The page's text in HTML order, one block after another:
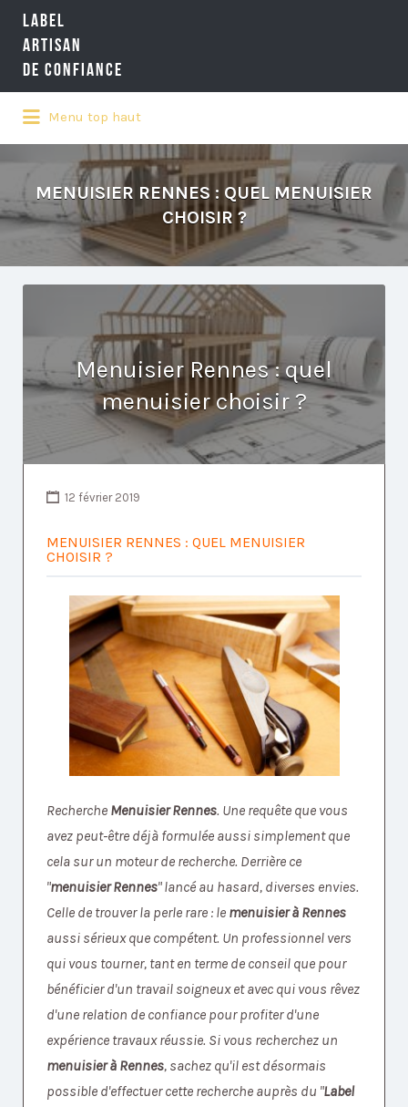
LABEL
ARTISAN
DE CONFIANCE
LA RÉFÉRENCE QUALITÉ NATIONALE
DE L'ARTISANAT
Rechercher:
Menu top haut
MENUISIER RENNES : QUEL MENUISIER
CHOISIR ?
Menuisier Rennes : quel
menuisier choisir ?
12 février 2019
MENUISIER RENNES : QUEL MENUISIER
CHOISIR ?
Recherche Menuisier Rennes. Une requête que vous
avez peut-être déjà formulée aussi simplement que
cela sur un moteur de recherche. Derrière ce
"menuisier Rennes" lancé au hasard, diverses envies.
Celle de trouver la perle rare : le menuisier à Rennes
aussi sérieux que compétent. Un professionnel vers
qui vous tourner, tant en terme de conseil que pour
bénéficier d'un travail soigneux et avec qui vous rêvez
d'une relation de confiance pour profiter d'une
expérience travaux réussie. Si vous recherchez un
menuisier à Rennes, sachez qu'il est désormais
possible d'effectuer cette recherche auprès du "Label